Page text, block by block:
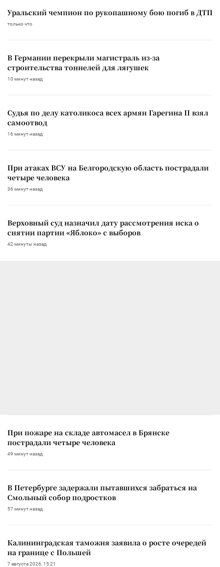
Уральский чемпион по рукопашному бою погиб в ДТП
только что
В Германии перекрыли магистраль из-за
строительства тоннелей для лягушек
10 минут назад
Судья по делу католикоса всех армян Гарегина II взял
самоотвод
16 минут назад
При атаках ВСУ на Белгородскую область пострадали
четыре человека
36 минут назад
Верховный суд назначил дату рассмотрения иска о
снятии партии «Яблоко» с выборов
42 минуты назад
При пожаре на складе автомасел в Брянске
пострадали четыре человека
49 минут назад
В Петербурге задержали пытавшихся забраться на
Смольный собор подростков
57 минут назад
Калининградская таможня заявила о росте очередей
на границе с Польшей
7 августа 2026, 15:21